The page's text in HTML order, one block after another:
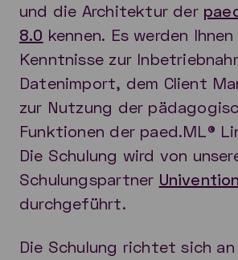
und die Architektur der
8.0 kennen. Es werden
Kenntnisse zur
Datenimport, dem Client
zur Nutzung der
Funktionen der paed.ML®
Die Schulung wird von
Schulungspartner Univention
durchgeführt.
Die Schulung richtet sich